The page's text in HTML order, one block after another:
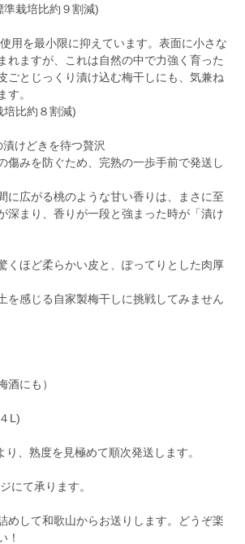
栽培比約９割減)
用を最小限に抑えています。表面に小さな
れますが、これは自然の中で力強く育った
ごとじっくり漬け込む梅干しにも、気兼ね
す。
培比約８割減)
けどきを待つ贅沢
傷みを防ぐため、完熟の一歩手前で発送し
に広がる桃のような甘い香りは、まさに至
深まり、香りが一段と強まった時が「漬け
くほど柔らかい皮と、ぽってりとした肉厚
を感じる自家製梅干しに挑戦してみません
にも）
L)
、熟度を見極めて順次発送します。
にて承ります。
めして和歌山からお送りします。どうぞ楽
！